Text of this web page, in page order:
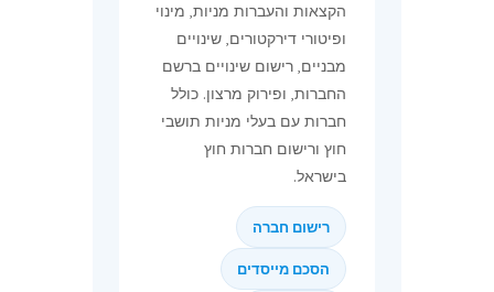
הקצאות והעברות מניות, מינוי
ופיטורי דירקטורים, שינויים
מבניים, רישום שינויים ברשם
החברות, ופירוק מרצון. כולל
חברות עם בעלי מניות תושבי
חוץ ורישום חברות חוץ
בישראל.
רישום חברה
הסכם מייסדים